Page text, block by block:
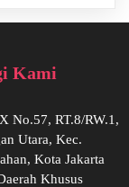
Kami
No.57, RT.8/RW.1,
Utara, Kec.
Kota Jakarta
Khusus